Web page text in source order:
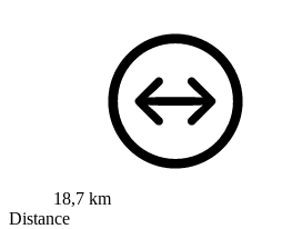
18,7 km
Distance